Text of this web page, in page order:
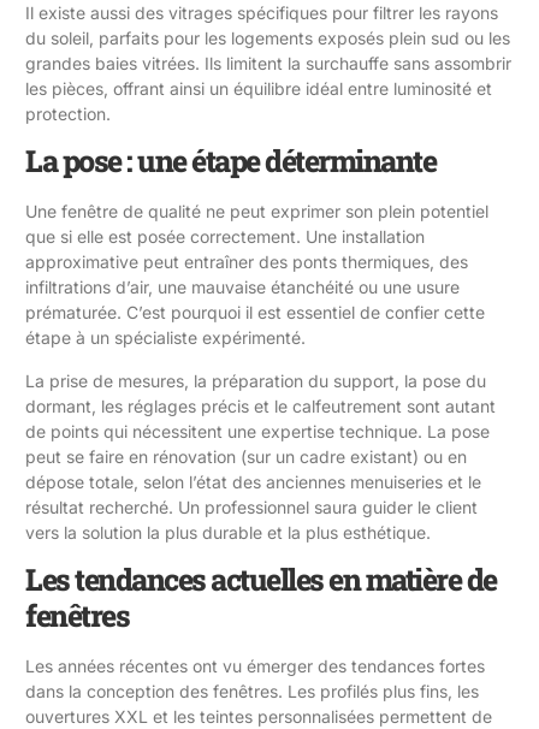
Il existe aussi des vitrages spécifiques pour filtrer les rayons
du soleil, parfaits pour les logements exposés plein sud ou les
grandes baies vitrées. Ils limitent la surchauffe sans assombrir
les pièces, offrant ainsi un équilibre idéal entre luminosité et
protection.
La pose : une étape déterminante
Une fenêtre de qualité ne peut exprimer son plein potentiel
que si elle est posée correctement. Une installation
approximative peut entraîner des ponts thermiques, des
infiltrations d’air, une mauvaise étanchéité ou une usure
prématurée. C’est pourquoi il est essentiel de confier cette
étape à un spécialiste expérimenté.
La prise de mesures, la préparation du support, la pose du
dormant, les réglages précis et le calfeutrement sont autant
de points qui nécessitent une expertise technique. La pose
peut se faire en rénovation (sur un cadre existant) ou en
dépose totale, selon l’état des anciennes menuiseries et le
résultat recherché. Un professionnel saura guider le client
vers la solution la plus durable et la plus esthétique.
Les tendances actuelles en matière de
fenêtres
Les années récentes ont vu émerger des tendances fortes
dans la conception des fenêtres. Les profilés plus fins, les
ouvertures XXL et les teintes personnalisées permettent de